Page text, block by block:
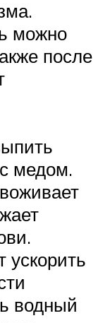
можно
после
медом.
ускорить
водный